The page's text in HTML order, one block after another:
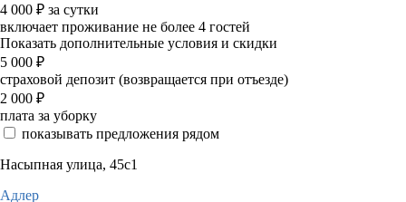
4 000 ₽ за сутки
включает проживание не более 4 гостей
Показать дополнительные условия и скидки
5 000 ₽
страховой депозит (возвращается при отъезде)
2 000 ₽
плата за уборку
показывать предложения рядом
Насыпная улица, 45с1
Адлер